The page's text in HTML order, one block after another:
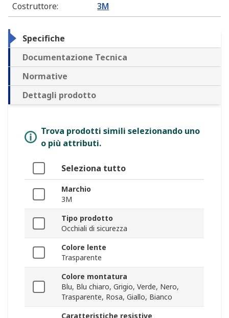
Costruttore: 3M
Specifiche
Documentazione Tecnica
Normative
Dettagli prodotto
Trova prodotti simili selezionando uno
o più attributi.
Seleziona tutto
Marchio
3M
Tipo prodotto
Occhiali di sicurezza
Colore lente
Trasparente
Colore montatura
Blu, Blu chiaro, Grigio, Verde, Nero,
Trasparente, Rosa, Giallo, Bianco
Caratteristiche resistive